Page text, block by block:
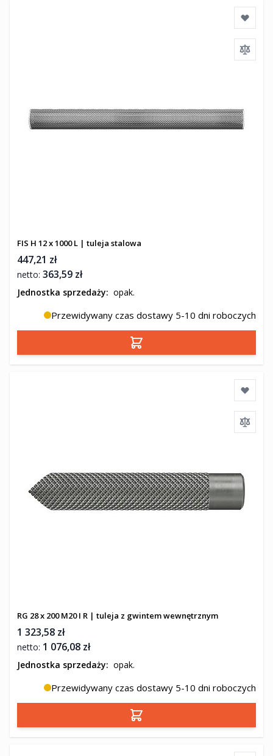
FIS H 12 x 1000 L | tuleja stalowa
447,21 zł
363,59 zł
Jednostka sprzedaży: opak.
Przewidywany czas dostawy 5-10 dni roboczych
Dodaj do koszyka
RG 28 x 200 M20 I R | tuleja z gwintem wewnętrznym
1 323,58 zł
1 076,08 zł
Jednostka sprzedaży: opak.
Przewidywany czas dostawy 5-10 dni roboczych
Dodaj do koszyka